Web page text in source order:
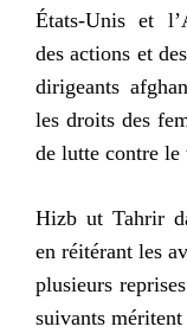
États-Unis et
des actions et
dirigeants
les droits des
de lutte contre le
Hizb ut Tahrir
en réitérant les
plusieurs
suivants